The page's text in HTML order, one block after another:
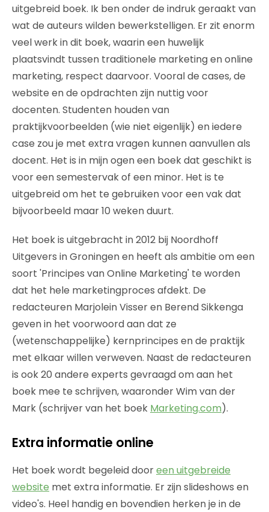
uitgebreid boek. Ik ben onder de indruk geraakt van
wat de auteurs wilden bewerkstelligen. Er zit enorm
veel werk in dit boek, waarin een huwelijk
plaatsvindt tussen traditionele marketing en online
marketing, respect daarvoor. Vooral de cases, de
website en de opdrachten zijn nuttig voor
docenten. Studenten houden van
praktijkvoorbeelden (wie niet eigenlijk) en iedere
case zou je met extra vragen kunnen aanvullen als
docent. Het is in mijn ogen een boek dat geschikt is
voor een semestervak of een minor. Het is te
uitgebreid om het te gebruiken voor een vak dat
bijvoorbeeld maar 10 weken duurt.
Het boek is uitgebracht in 2012 bij Noordhoff
Uitgevers in Groningen en heeft als ambitie om een
soort 'Principes van Online Marketing' te worden
dat het hele marketingproces afdekt. De
redacteuren Marjolein Visser en Berend Sikkenga
geven in het voorwoord aan dat ze
(wetenschappelijke) kernprincipes en de praktijk
met elkaar willen verweven. Naast de redacteuren
is ook 20 andere experts gevraagd om aan het
boek mee te schrijven, waaronder Wim van der
Mark (schrijver van het boek Marketing.com).
Extra informatie online
Het boek wordt begeleid dooreen uitgebreide
website met extra informatie. Er zijn slideshows en
video's. Heel handig en bovendien herken je in de